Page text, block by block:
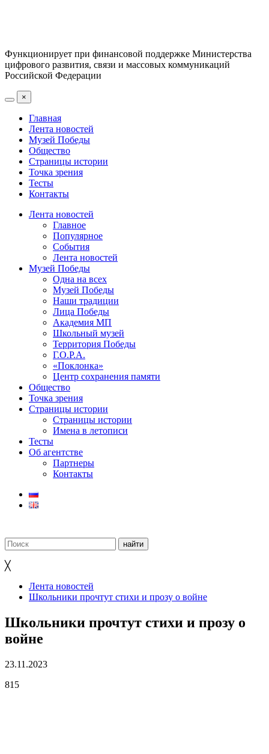
Функционирует при финансовой поддержке Министерства
цифрового развития, связи и массовых коммуникаций
Российской Федерации
×
Главная
Лента новостей
Музей Победы
Общество
Страницы истории
Точка зрения
Тесты
Контакты
Лента новостей
Главное
Популярное
События
Лента новостей
Музей Победы
Одна на всех
Музей Победы
Наши традиции
Лица Победы
Академия МП
Школьный музей
Территория Победы
Г.О.Р.А.
«Поклонка»
Центр сохранения памяти
Общество
Точка зрения
Страницы истории
Страницы истории
Имена в летописи
Тесты
Об агентстве
Партнеры
Контакты
╳
Лента новостей
Школьники прочтут стихи и прозу о войне
Школьники прочтут стихи и прозу о
войне
23.11.2023
815